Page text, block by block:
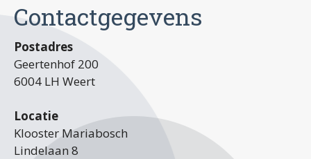
Contactgegevens
Postadres
Geertenhof 200
6004 LH Weert
Locatie
Klooster Mariabosch
Lindelaan 8